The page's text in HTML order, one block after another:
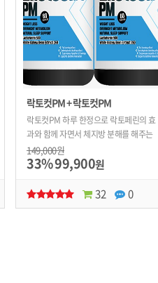
락토컷PM + 락토컷PM
락토컷PM 하루 한정으로 락토페린의 효
과와 함께 자면서 체지방 분해를 해주는
수면 다이어트!
149,000원
33%99,900원
32
0